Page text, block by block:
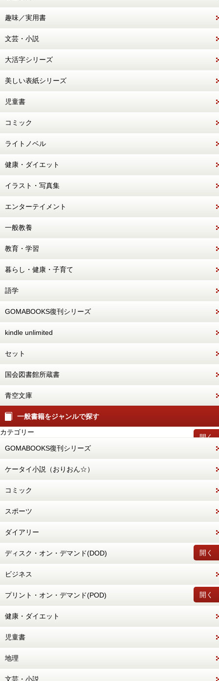
趣味／実用書
文芸・小説
大活字シリーズ
美しい表紙シリーズ
児童書
コミック
ライトノベル
健康・ダイエット
イラスト・写真集
エンターテイメント
一般教養
教育・学習
暮らし・健康・子育て
語学
GOMABOOKS復刊シリーズ
kindle unlimited
セット
国会図書館所蔵書
青空文庫
一般書籍をジャンルで探す
開く
カテゴリー
GOMABOOKS復刊シリーズ
ケータイ小説（おりおん☆）
コミック
スポーツ
ダイアリー
開く
ディスク・オン・デマンド(DOD)
ビジネス
開く
プリント・オン・デマンド(POD)
健康・ダイエット
児童書
地理
文芸・小説